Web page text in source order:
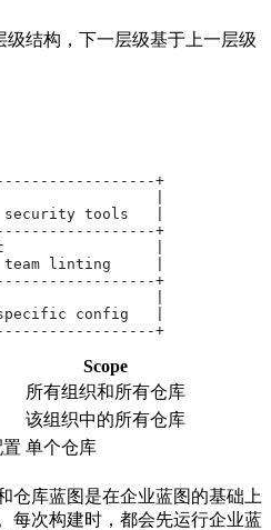
级结构，下一层级基于上一层级
+
|
security tools   |
+
|
team linting     |
+
|
config   |
+
Scope
所有组织和所有仓库
该组织中的所有仓库
单个仓库
仓库蓝图是在企业蓝图的基础上
每次构建时，都会先运行企业蓝